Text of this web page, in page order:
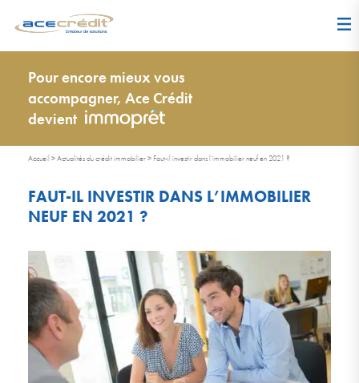
Pour encore mieux vous
accompagner, Ace Crédit
devient
Accueil >Actualités du crédit immobilier> Faut-il investir dans l’immobilier neuf en 2021 ?
FAUT-IL INVESTIR DANS L’IMMOBILIER
NEUF EN 2021 ?